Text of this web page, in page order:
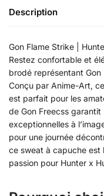
Description
Gon Flame Strike |
Restez confortable et
brodé représentant Gon
Conçu par Anime-Art,
est parfait pour les
de Gon Freecss
exceptionnelles à
pour une journée
ce sweat à capuche est
passion pour Hunter x